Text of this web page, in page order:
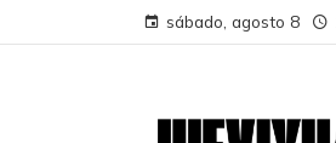
sábado, agosto 8